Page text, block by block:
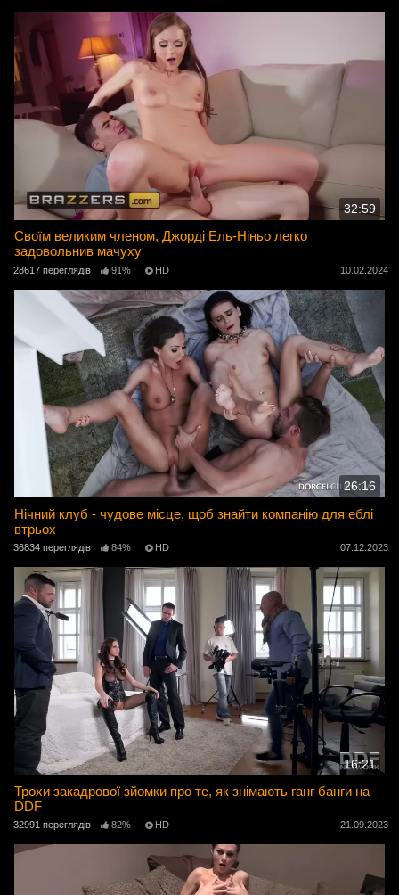
32:59
Своїм великим членом, Джорді Ель-Ніньо легко
задовольнив мачуху
28617 переглядів 91% HD 10.02.2024
26:16
Нічний клуб - чудове місце, щоб знайти компанію для еблі
втрьох
36834 переглядів 84% HD 07.12.2023
16:21
Трохи закадрової зйомки про те, як знімають ганг банги на
DDF
32991 переглядів 82% HD 21.09.2023